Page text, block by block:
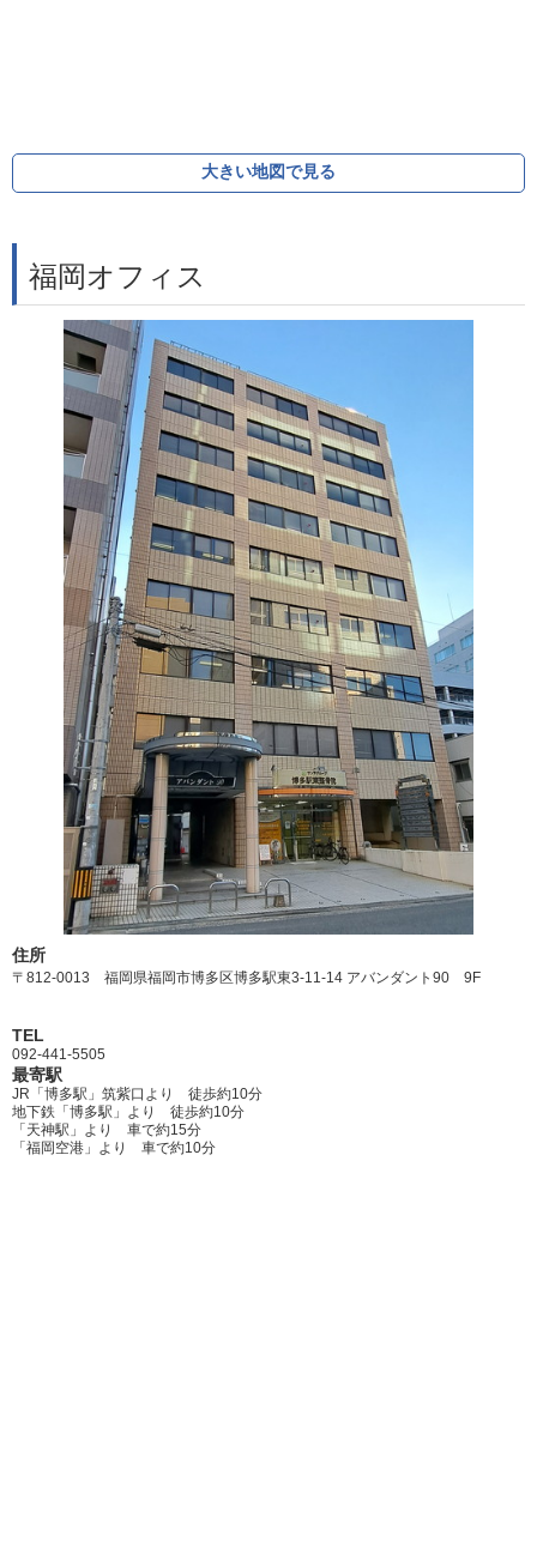
大きい地図で見る
福岡オフィス
住所
〒812-0013 福岡県福岡市博多区博多駅東3-11-14 アバンダント90 9F
TEL
092-441-5505
最寄駅
JR「博多駅」筑紫口より 徒歩約10分
地下鉄「博多駅」より 徒歩約10分
「天神駅」より 車で約15分
「福岡空港」より 車で約10分